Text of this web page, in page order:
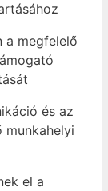
a megfelelő
és az
el a